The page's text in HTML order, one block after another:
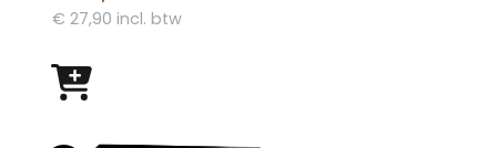
€ 27,90 incl. btw